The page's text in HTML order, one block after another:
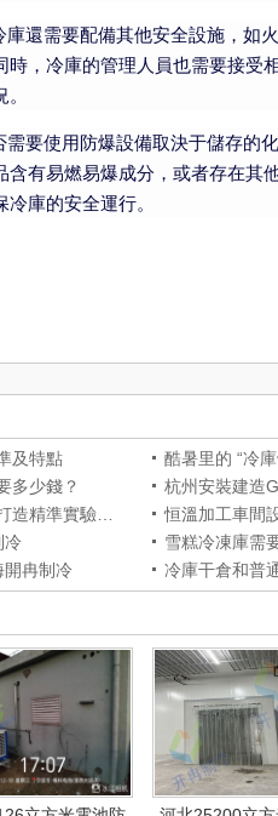
還需要配備其他安全設施，如
，冷庫的管理人員也需要接受
要使用防爆設備取決于儲存的
含有易燃易爆成分，或者存在其
庫的安全運行。
及特點
多少錢？
杭州安裝建造
恒溫加工車間
冷
開冉制冷
冷庫干倉和普